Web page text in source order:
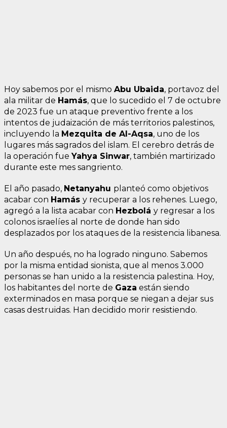
Hoy sabemos por el mismo Abu Ubaida, portavoz del
ala militar de Hamás, que lo sucedido el 7 de octubre
de 2023 fue un ataque preventivo frente a los
intentos de judaización de más territorios palestinos,
incluyendo la Mezquita de Al-Aqsa, uno de los
lugares más sagrados del islam. El cerebro detrás de
la operación fueYahya Sinwar, también martirizado
durante este mes sangriento.
El año pasado, Netanyahu planteó como objetivos
acabar con Hamás y recuperar a los rehenes. Luego,
agregó a la lista acabar con Hezbolá y regresar a los
colonos israelíes al norte de donde han sido
desplazados por los ataques de la resistencia libanesa.
Un año después, no ha logrado ninguno. Sabemos
por la misma entidad sionista, que al menos 3.000
personas se han unido a la resistencia palestina. Hoy,
los habitantes del norte de Gaza están siendo
exterminados en masa porque se niegan a dejar sus
casas destruidas. Han decidido morir resistiendo.